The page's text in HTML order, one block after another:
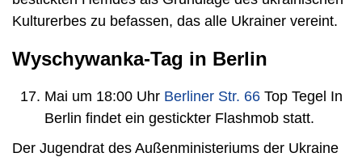
Kulturerbes zu befassen, das alle Ukrainer vereint.
Wyschywanka-Tag in Berlin
Mai um 18:00 Uhr Berliner Str. 66 Top Tegel In
Berlin findet ein gestickter Flashmob statt.
Der Jugendrat des Außenministeriums der Ukraine